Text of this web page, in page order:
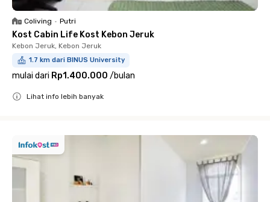
Coliving • Putri
Kost Cabin Life Kost Kebon Jeruk
Kebon Jeruk, Kebon Jeruk
1.7 km dari BINUS University
mulai dari Rp1.400.000 /bulan
Lihat info lebih banyak